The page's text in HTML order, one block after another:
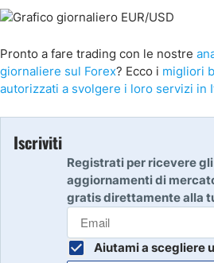
Pronto a fare trading con le nostre
giornaliere sul Forex? Ecco i migliori
autorizzati a svolgere i loro servizi in
Iscriviti
Registrati per ricevere
aggiornamenti di
gratis direttamente alla
Aiutami a scegliere